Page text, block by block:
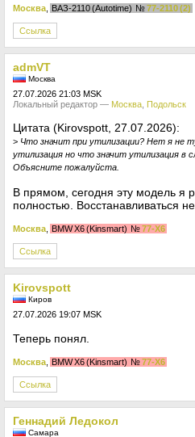
Москва ВАЗ-2110 (Autotime) №77-2110 (2)
Ссылка
admVT
Москва
27.07.2026 21:03 MSK
Локальный редактор — Москва Подольск
Цитата (Kirovspott, 27.07.2026):
> Что значит при утилизации? Нет я не
утилизация но что значит утилизация
Объясните пожалуйста.
В прямом, сегодня эту модель я
полностью. Восстанавливаться
Москва BMW X6 (Kinsmart) №77-X6
Ссылка
Kirovspott
Киров
27.07.2026 19:07 MSK
Теперь понял.
Москва BMW X6 (Kinsmart) №77-X6
Ссылка
Геннадий Ледокол
Самара